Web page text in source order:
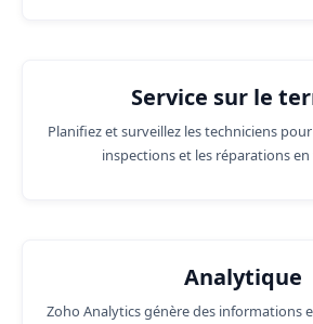
Service sur le
Planifiez et surveillez les techniciens
inspections et les réparations
Analytique
Zoho Analytics génère des informations